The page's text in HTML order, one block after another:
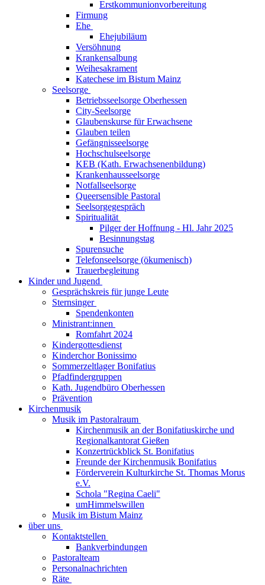
Erstkommunionvorbereitung
Firmung
Ehe
Ehejubiläum
Versöhnung
Krankensalbung
Weihesakrament
Katechese im Bistum Mainz
Seelsorge
Betriebsseelsorge Oberhessen
City-Seelsorge
Glaubenskurse für Erwachsene
Glauben teilen
Gefängnisseelsorge
Hochschulseelsorge
KEB (Kath. Erwachsenenbildung)
Krankenhausseelsorge
Notfallseelsorge
Queersensible Pastoral
Seelsorgegespräch
Spiritualität
Pilger der Hoffnung - Hl. Jahr 2025
Besinnungstag
Spurensuche
Telefonseelsorge (ökumenisch)
Trauerbegleitung
Kinder und Jugend
Gesprächskreis für junge Leute
Sternsinger
Spendenkonten
Ministrant:innen
Romfahrt 2024
Kindergottesdienst
Kinderchor Bonissimo
Sommerzeltlager Bonifatius
Pfadfindergruppen
Kath. Jugendbüro Oberhessen
Prävention
Kirchenmusik
Musik im Pastoralraum
Kirchenmusik an der Bonifatiuskirche und
Regionalkantorat Gießen
Konzertrückblick St. Bonifatius
Freunde der Kirchenmusik Bonifatius
Förderverein Kulturkirche St. Thomas Morus
e.V.
Schola "Regina Caeli"
umHimmelswillen
Musik im Bistum Mainz
über uns
Kontaktstellen
Bankverbindungen
Pastoralteam
Personalnachrichten
Räte